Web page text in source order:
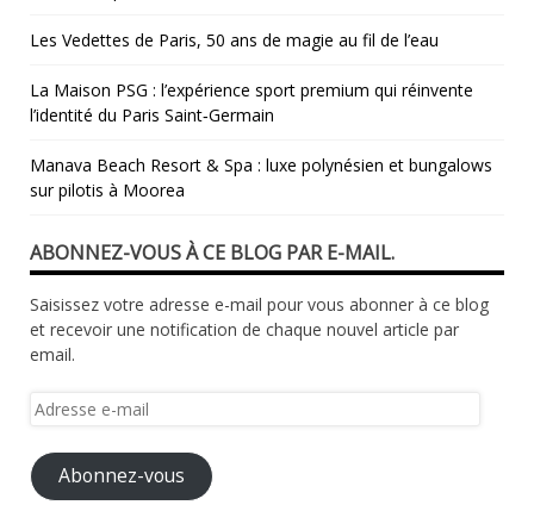
Les Vedettes de Paris, 50 ans de magie au fil de l’eau
La Maison PSG : l’expérience sport premium qui réinvente
l’identité du Paris Saint‑Germain
Manava Beach Resort & Spa : luxe polynésien et bungalows
sur pilotis à Moorea
ABONNEZ-VOUS À CE BLOG PAR E-MAIL.
Saisissez votre adresse e-mail pour vous abonner à ce blog
et recevoir une notification de chaque nouvel article par
email.
Adresse
mail
Abonnez-vous